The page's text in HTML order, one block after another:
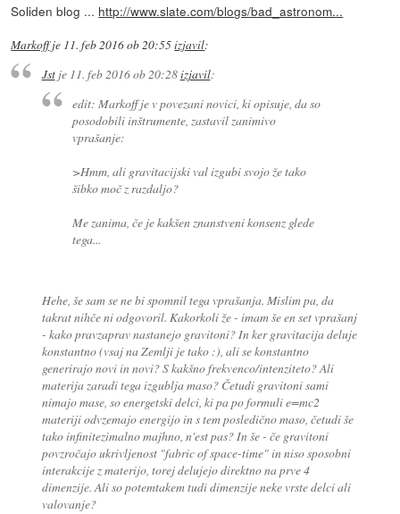
Soliden blog ... http://www.slate.com/blogs/bad_astronom...
Markoffje 11. feb 2016 ob 20:55izjavil:
Jstje 11. feb 2016 ob 20:28izjavil:
edit: Markoff je v povezani novici, ki opisuje, da so
posodobili inštrumente, zastavil zanimivo
vprašanje:
>Hmm, ali gravitacijski val izgubi svojo že tako
šibko moč z razdaljo?
Me zanima, če je kakšen znanstveni konsenz glede
tega...
Hehe, še sam se ne bi spomnil tega vprašanja. Mislim pa, da
takrat nihče ni odgovoril. Kakorkoli že - imam še en set vprašanj
- kako pravzaprav nastanejo gravitoni? In ker gravitacija deluje
konstantno (vsaj na Zemlji je tako :), ali se konstantno
generirajo novi in novi? S kakšno frekvenco/intenziteto? Ali
materija zaradi tega izgublja maso? Četudi gravitoni sami
nimajo mase, so energetski delci, ki pa po formuli e=mc2
materiji odvzemajo energijo in s tem posledično maso, četudi še
tako infinitezimalno majhno, n'est pas? In še - če gravitoni
povzročajo ukrivljenost "fabric of space-time" in niso sposobni
interakcije z materijo, torej delujejo direktno na prve 4
dimenzije. Ali so potemtakem tudi dimenzije neke vrste delci ali
valovanje?